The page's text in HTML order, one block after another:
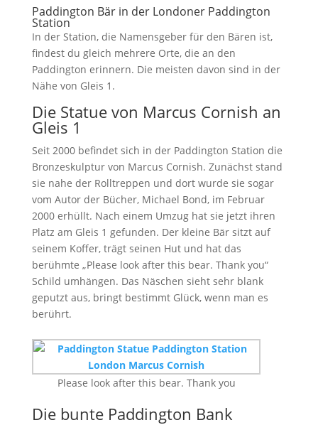
Paddington Bär in der Londoner Paddington
Station
In der Station, die Namensgeber für den Bären ist,
findest du gleich mehrere Orte, die an den
Paddington erinnern. Die meisten davon sind in der
Nähe von Gleis 1.
Die Statue von Marcus Cornish an
Gleis 1
Seit 2000 befindet sich in der Paddington Station die
Bronzeskulptur von Marcus Cornish. Zunächst stand
sie nahe der Rolltreppen und dort wurde sie sogar
vom Autor der Bücher, Michael Bond, im Februar
2000 erhüllt. Nach einem Umzug hat sie jetzt ihren
Platz am Gleis 1 gefunden. Der kleine Bär sitzt auf
seinem Koffer, trägt seinen Hut und hat das
berühmte „Please look after this bear. Thank you“
Schild umhängen. Das Näschen sieht sehr blank
geputzt aus, bringt bestimmt Glück, wenn man es
berührt.
Please look after this bear. Thank you
Die bunte Paddington Bank